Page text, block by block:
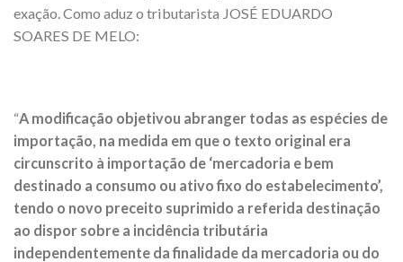
exação. Como aduz o tributarista JOSÉ EDUARDO
SOARES DE MELO:
“A modificação objetivou abranger todas as espécies de
importação, na medida em que o texto original era
circunscrito à importação de ‘mercadoria e bem
destinado a consumo ou ativo fixo do estabelecimento’,
tendo o novo preceito suprimido a referida destinação
ao dispor sobre a incidência tributária
independentemente da finalidade da mercadoria ou do